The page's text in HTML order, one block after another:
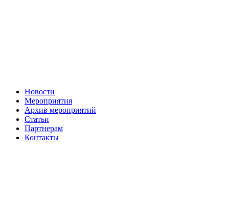
Новости
Мероприятия
Архив мероприятий
Статьи
Партнерам
Контакты